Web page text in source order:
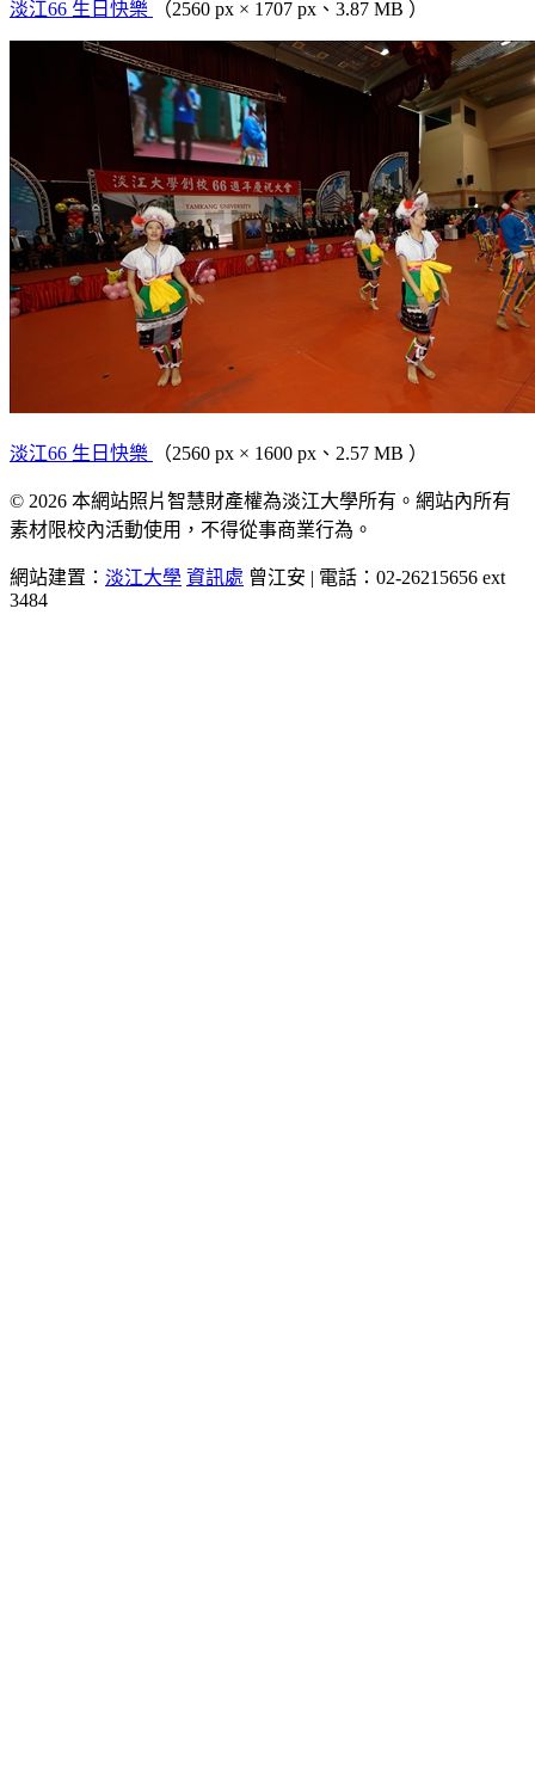
淡江66 生日快樂 （2560 px × 1707 px、3.87 MB ）
淡江66 生日快樂 （2560 px × 1600 px、2.57 MB ）
© 2026 本網站照片智慧財產權為淡江大學所有。網站內所有
素材限校內活動使用，不得從事商業行為。
網站建置： 淡江大學 資訊處 曾江安 | 電話：02-26215656 ext
3484